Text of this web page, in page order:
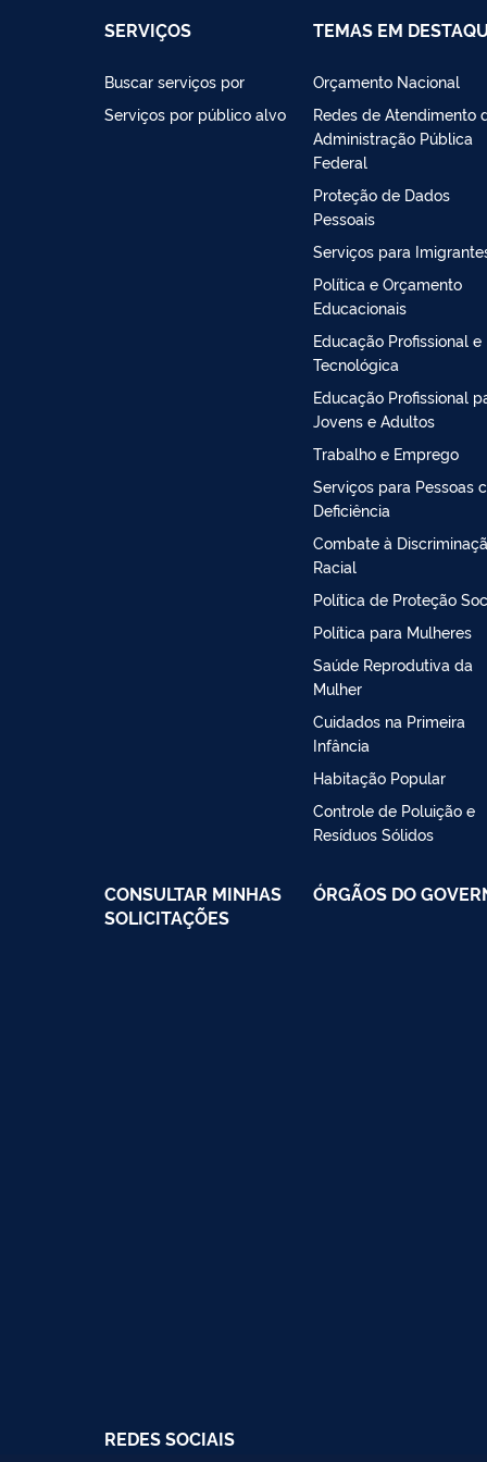
SERVIÇOS
Buscar serviços por
Serviços por público alvo
TEMAS EM
Orçamento Nacional
Redes de Atendimento
Administração Pública
Federal
Proteção de Dados
Pessoais
Serviços para
Política e Orçamento
Educacionais
Educação Profissional e
Tecnológica
Educação Profissional
Jovens e Adultos
Trabalho e Emprego
Serviços para Pessoas
Deficiência
Combate à
Racial
Política de Proteção
Política para Mulheres
Saúde Reprodutiva da
Mulher
Cuidados na Primeira
Infância
Habitação Popular
Controle de Poluição e
Resíduos Sólidos
CONSULTAR MINHAS
SOLICITAÇÕES
ÓRGÃOS DO
REDES SOCIAIS